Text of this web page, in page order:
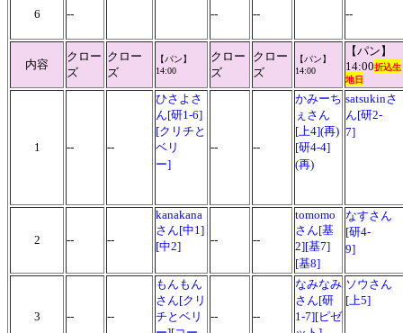
6 -- -- -- --
内容
クロー
ズ
クロー
ズ
【パン】
14:00
クロー
ズ
クロー
ズ
【パン】
14:00
【パン】
14:00折込生
地日
1 -- --
ひさよさ
ん[研1-6]
[クリチと
ベリ
ー]
-- --
かみーち
ぇさん
[上4](再)
[研4-4]
(再)
satsukinさ
ん[研2-
7]
2 -- --
kanakana
さん[中1]
[中2]
-- --
tomomo
さん[基
2][基7]
[基8]
なすさん
[研4-
9]
3 -- --
もんもん
さん[クリ
チとベリ
-- --
なみなみ
さん[研
1-7][ピゼ
ソウさん
[上5]